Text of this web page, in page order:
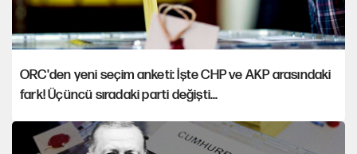
ORC'den yeni seçim anketi: İşte CHP ve AKP arasındaki
fark! Üçüncü sıradaki parti değişti...